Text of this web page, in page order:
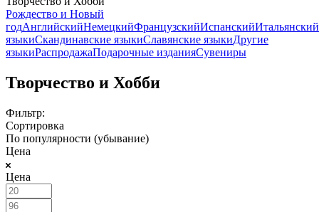
Рождество и Новый
годАнглийскийНемецкийФранцузскийИспанскийИтальянский
языкиСкандинавские языкиСлавянские языкиДругие
языкиРаспродажаПодарочные изданияСувениры
Творчество и Хобби
Фильтр:
Сортировка
По популярности (убывание)
Цена
Цена